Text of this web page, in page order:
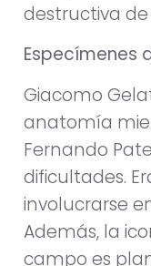
destructiva de
Especímenes
Giacomo
anatomía
Fernando
dificultades.
involucrarse
Además, la
campo es